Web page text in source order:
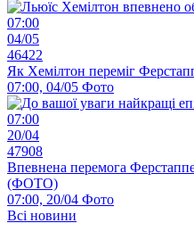
07:00
04/05
46422
Як Хемілтон переміг
07:00, 04/05 Фото
07:00
20/04
47908
Впевнена перемога
(ФОТО)
07:00, 20/04 Фото
Всі новини